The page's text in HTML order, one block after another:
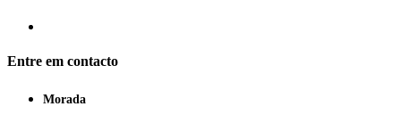
Entre em contacto
Morada